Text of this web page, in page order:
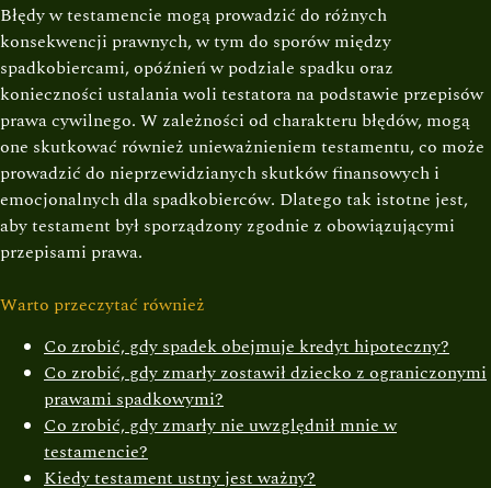
Błędy w testamencie mogą prowadzić do różnych
konsekwencji prawnych, w tym do sporów między
spadkobiercami, opóźnień w podziale spadku oraz
konieczności ustalania woli testatora na podstawie przepisów
prawa cywilnego. W zależności od charakteru błędów, mogą
one skutkować również unieważnieniem testamentu, co może
prowadzić do nieprzewidzianych skutków finansowych i
emocjonalnych dla spadkobierców. Dlatego tak istotne jest,
aby testament był sporządzony zgodnie z obowiązującymi
przepisami prawa.
Warto przeczytać również
Co zrobić, gdy spadek obejmuje kredyt hipoteczny?
Co zrobić, gdy zmarły zostawił dziecko z ograniczonymi
prawami spadkowymi?
Co zrobić, gdy zmarły nie uwzględnił mnie w
testamencie?
Kiedy testament ustny jest ważny?